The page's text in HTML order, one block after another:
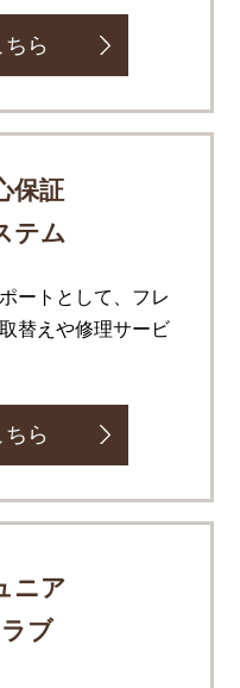
ら
保証
テム
ートとして、フレ
替えや修理サービ
ら
ニア
ブ